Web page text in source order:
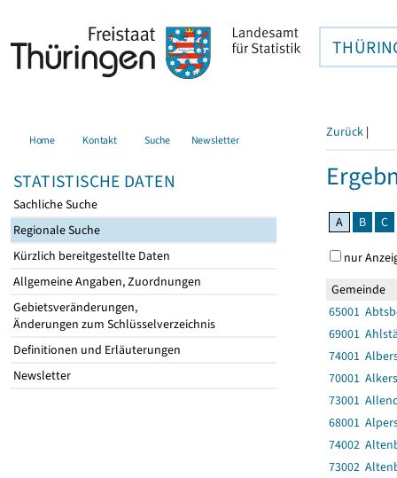
Home Kontakt Suche Newsletter
STATISTISCHE DATEN
Sachliche Suche
Regionale Suche
Kürzlich bereitgestellte Daten
Allgemeine Angaben, Zuordnungen
Gebietsveränderungen,
Änderungen zum Schlüsselverzeichnis
Definitionen und Erläuterungen
Newsletter
Zurück |
A B C
nur
Gemeinde
65001
69001
74001
70001
73001
68001
74002
73002